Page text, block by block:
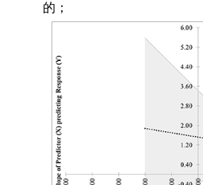
的；